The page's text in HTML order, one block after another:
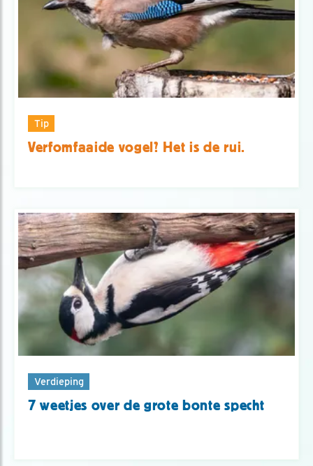
Tip
Verfomfaaide vogel? Het is de rui.
Verdieping
7 weetjes over de grote bonte specht